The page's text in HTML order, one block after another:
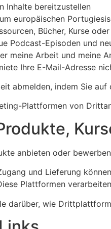
Inhalte bereitzustellen
europäischen
Bücher, Kurse
Podcast-Episoden und
meine Arbeit und meine
Ihre E-Mail-Adresse
abmelden, indem Sie
Plattformen von
anbieten oder
und Lieferung
Plattformen
darüber, wie